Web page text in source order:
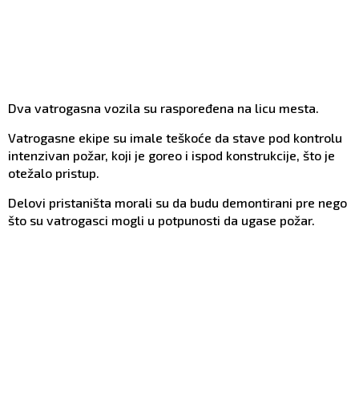
Dva vatrogasna vozila su raspoređena na licu mesta.
Vatrogasne ekipe su imale teškoće da stave pod kontrolu
intenzivan požar, koji je goreo i ispod konstrukcije, što je
otežalo pristup.
Delovi pristaništa morali su da budu demontirani pre nego
što su vatrogasci mogli u potpunosti da ugase požar.